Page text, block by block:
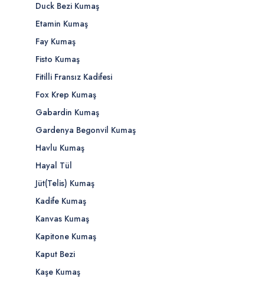
Duck Bezi Kumaş
Etamin Kumaş
Fay Kumaş
Fisto Kumaş
Fitilli Fransız Kadifesi
Fox Krep Kumaş
Gabardin Kumaş
Gardenya Begonvil Kumaş
Havlu Kumaş
Hayal Tül
Jüt(Telis) Kumaş
Kadife Kumaş
Kanvas Kumaş
Kapitone Kumaş
Kaput Bezi
Kaşe Kumaş